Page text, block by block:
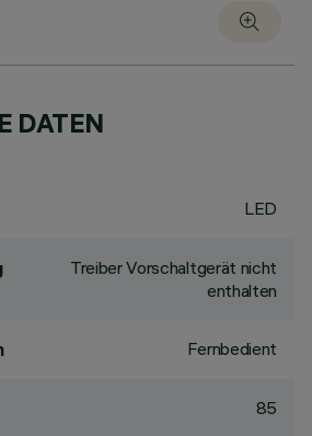
DATEN
LED
Treiber Vorschaltgerät nicht
enthalten
Fernbedient
85